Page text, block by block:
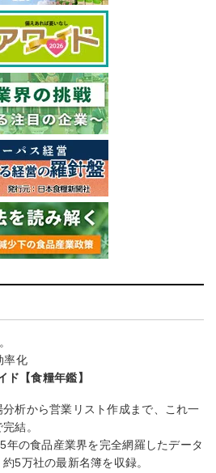
率化
【食糧年鑑】
分析から営業リスト作成まで、これ一
結。
年の食品産業界を完全網羅したデータ
約5万社の最新名簿を収録。